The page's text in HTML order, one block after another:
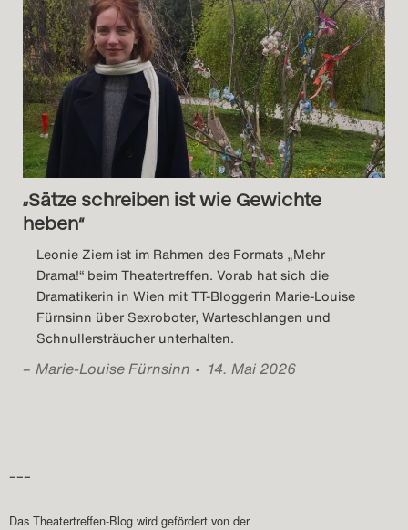
„Sätze schreiben ist wie Gewichte
heben“
Leonie Ziem ist im Rahmen des Formats „Mehr
Drama!“ beim Theatertreffen. Vorab hat sich die
Dramatikerin in Wien mit TT-Bloggerin Marie-Louise
Fürnsinn über Sexroboter, Warteschlangen und
Schnullersträucher unterhalten.
– Marie-Louise Fürnsinn • 14. Mai 2026
–––
Das Theatertreffen-Blog wird gefördert von der